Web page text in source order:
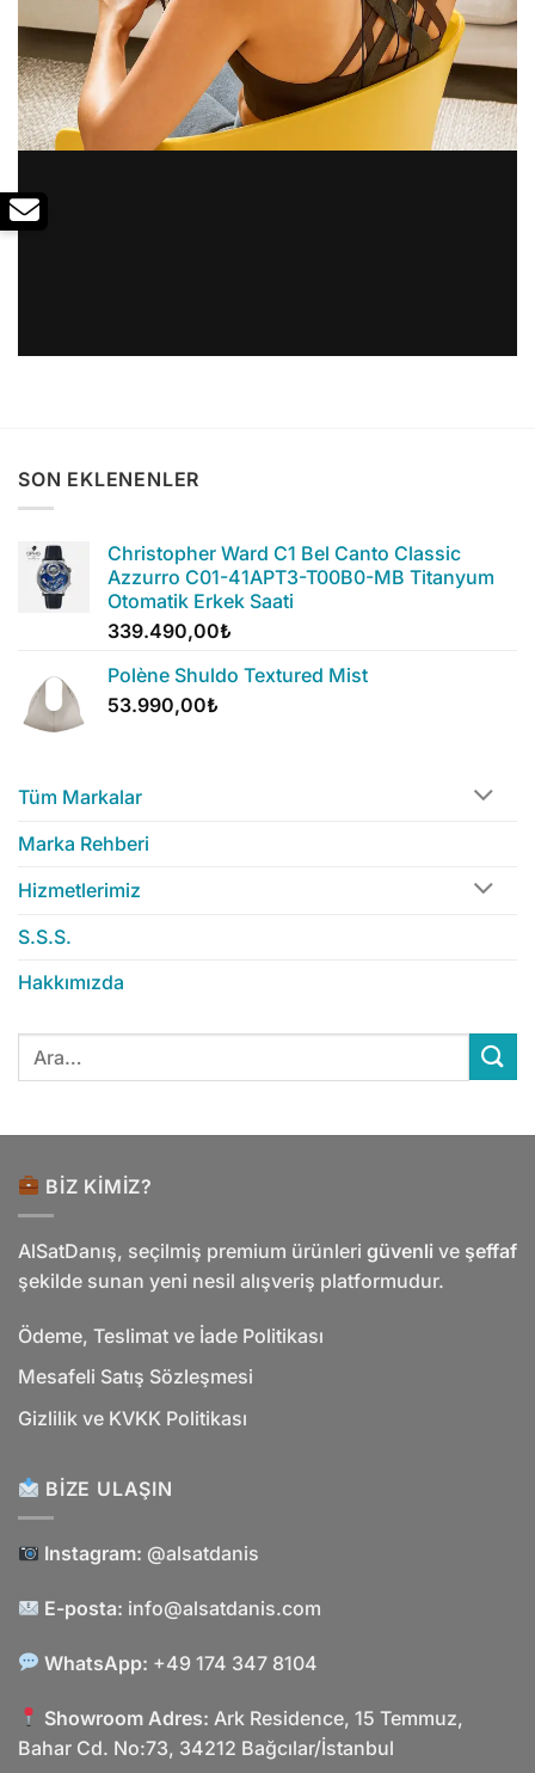
SON EKLENENLER
Christopher Ward C1 Bel Canto Classic
Azzurro C01-41APT3-T00B0-MB Titanyum
Otomatik Erkek Saati
339.490,00₺
Polène Shuldo Textured Mist
53.990,00₺
Tüm Markalar
Marka Rehberi
Hizmetlerimiz
S.S.S.
Hakkımızda
Ara:
BIZ KIMIZ?
AlSatDanış, seçilmiş premium ürünleri güvenli ve şeffaf
şekilde sunan yeni nesil alışveriş platformudur.
Ödeme, Teslimat ve İade Politikası
Mesafeli Satış Sözleşmesi
Gizlilik ve KVKK Politikası
BIZE ULAŞIN
Instagram: @alsatdanis
E-posta: info@alsatdanis.com
WhatsApp: +49 174 347 8104
Showroom Adres: Ark Residence, 15 Temmuz,
Bahar Cd. No:73, 34212 Bağcılar/İstanbul